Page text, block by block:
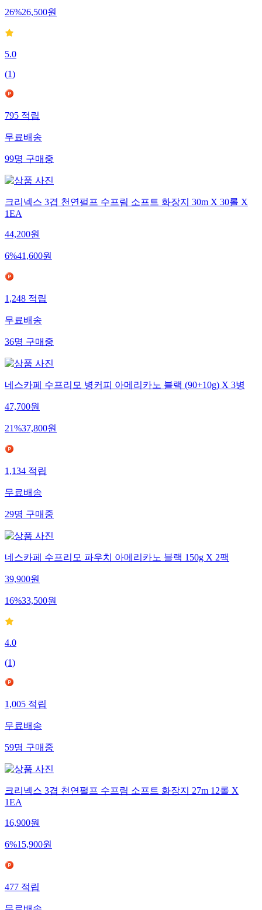
26%26,500원
5.0
(1)
795적립
무료배송
99명구매중
크리넥스 3겹 천연펄프 수프림 소프트 화장지 30m X 30롤 X
1EA
44,200원
6%41,600원
1,248적립
무료배송
36명구매중
네스카페 수프리모 병커피 아메리카노 블랙 (90+10g) X 3병
47,700원
21%37,800원
1,134적립
무료배송
29명구매중
네스카페 수프리모 파우치 아메리카노 블랙 150g X 2팩
39,900원
16%33,500원
4.0
(1)
1,005적립
무료배송
59명구매중
크리넥스 3겹 천연펄프 수프림 소프트 화장지 27m 12롤 X
1EA
16,900원
6%15,900원
477적립